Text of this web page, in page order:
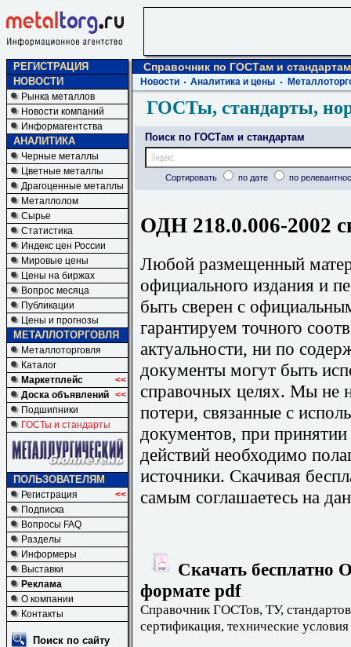
РЕГИСТРАЦИЯ
НОВОСТИ
Рынка металлов
Новости компаний
Информагентства
АНАЛИТИКА
Черные металлы
Цветные металлы
Драгоценные металлы
Металлолом
Сырье
Статистика
Индекс цен России
Мировые цены
Цены на биржах
Вопрос месяца
Публикации
Цены и прогнозы
МЕТАЛЛОТОРГОВЛЯ
Металлоторговля
Каталог
Маркетплейс
<<
Доска объявлений <<
Подшипники
ГОСТы и стандарты
ПОЛЬЗОВАТЕЛЯМ
Регистрация
<<
Подписка
Вопросы FAQ
Разделы
Информеры
Выставки
Реклама
О компании
Контакты
Поиск по сайту
Справочник по ГОСТам и стандартам
Новости Аналитика и цены
ГОСТы, стандарты,
Поиск по ГОСТам и стандартам
Сортировать по дате по
ОДН 218.0.006-2002
Любой размещенный
официального издания и
быть сверен с
гарантируем точного
актуальности, ни по
документы могут быть
справочных целях. Мы не
потери, связанные с
документов, при
действий необходимо
источники. Скачивая
самым соглашаетесь на
Скачать бесплатно
формате pdf
Справочник ГОСТов, ТУ,
сертификация, технические условия